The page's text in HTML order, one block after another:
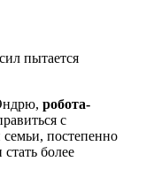
пытается
робота-
с
постепенно
более